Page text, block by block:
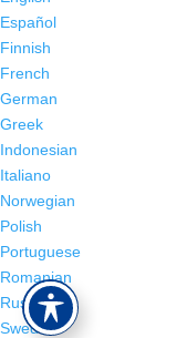
Español
Finnish
French
German
Greek
Indonesian
Italiano
Norwegian
Polish
Portuguese
Romanian
Russian
Swedish